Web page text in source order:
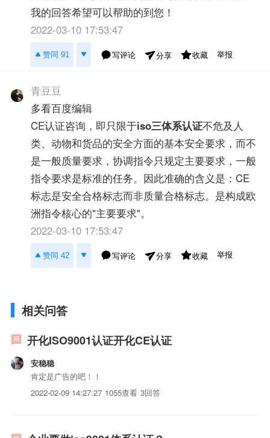
我的回答希望可以帮助的到您！
2022-03-10 17:53:47
赞同 91 写评论 分享 收藏 举报
青豆豆
多看百度编辑
CE认证咨询，即只限于iso三体系认证不危及人
类、动物和货品的安全方面的基本安全要求，而不
是一般质量要求，协调指令只规定主要要求，一般
指令要求是标准的任务。因此准确的含义是：CE
标志是安全合格标志而非质量合格标志。是构成欧
洲指令核心的"主要要求"。
2022-03-10 17:53:47
赞同 42 写评论 分享 收藏 举报
相关问答
开化ISO9001认证开化CE认证
安稳稳
肯定是广告的吧！！
2022-02-09 14:27:27 1055查看 3回答